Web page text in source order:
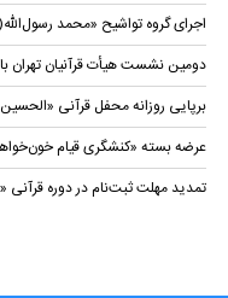
اجرای گروه تواشیح «محمد
دومین نشست هیأت قرآنیان تهران
برپایی روزانه محفل قرآنی «الحسین
عرضه بسته «کنشگری قیام
تمدید مهلت ثبت‌نام در دوره قرآنی